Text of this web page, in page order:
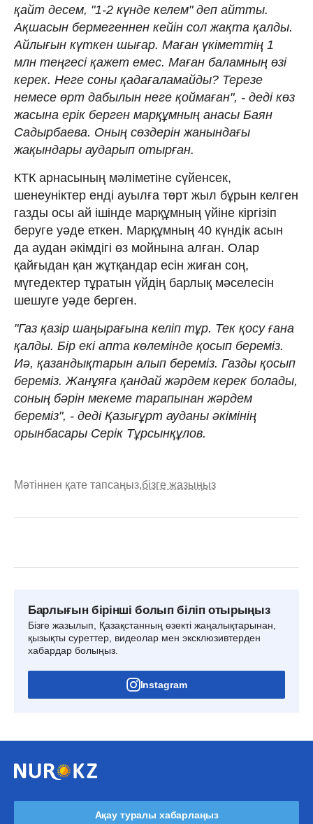
қайт десем, "1-2 күнде келем" деп айтты.
Ақшасын бермегеннен кейін сол жақта қалды.
Айлығын күткен шығар. Маған үкіметтің 1
млн теңгесі қажет емес. Маған баламның өзі
керек. Неге соны қадағаламайды? Терезе
немесе өрт дабылын неге қоймаған", - деді көз
жасына ерік берген марқұмның анасы Баян
Садырбаева. Оның сөздерін жанындағы
жақындары аударып отырған.
КТК арнасының мәліметіне сүйенсек,
шенеуніктер енді ауылға төрт жыл бұрын келген
газды осы ай ішінде марқұмның үйіне кіргізіп
беруге уәде еткен. Марқұмның 40 күндік асын
да аудан әкімдігі өз мойнына алған. Олар
қайғыдан қан жұтқандар есін жиған соң,
мүгедектер тұратын үйдің барлық мәселесін
шешуге уәде берген.
"Газ қазір шаңырағына келіп тұр. Тек қосу ғана
қалды. Бір екі апта көлемінде қосып береміз.
Иә, қазандықтарын алып береміз. Газды қосып
береміз. Жанұяға қандай жәрдем керек болады,
соның бәрін мекеме тарапынан жәрдем
береміз", - деді Қазығұрт ауданы әкімінің
орынбасары Серік Тұрсынқұлов.
Мәтіннен қате тапсаңыз,бізге жазыңыз
Барлығын бірінші болып біліп отырыңыз
Бізге жазылып, Қазақстанның өзекті жаңалықтарынан,
қызықты суреттер, видеолар мен эксклюзивтерден
хабардар болыңыз.
Instagram
Ақау туралы хабарлаңыз